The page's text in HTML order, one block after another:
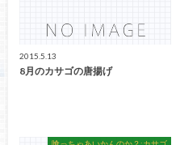
2015.5.13
8月のカサゴの唐揚げ